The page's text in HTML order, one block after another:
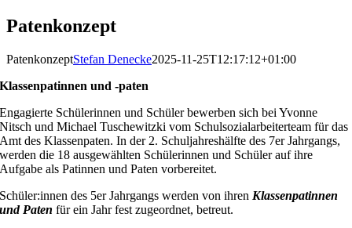
Patenkonzept
PatenkonzeptStefan Denecke2025-11-25T12:17:12+01:00
Klassenpatinnen und -paten
Engagierte Schülerinnen und Schüler bewerben sich bei Yvonne
Nitsch und Michael Tuschewitzki vom Schulsozialarbeiterteam für das
Amt des Klassenpaten. In der 2. Schuljahreshälfte des 7er Jahrgangs,
werden die 18 ausgewählten Schülerinnen und Schüler auf ihre
Aufgabe als Patinnen und Paten vorbereitet.
Schüler:innen des 5er Jahrgangs werden von ihren Klassenpatinnen
und Paten für ein Jahr fest zugeordnet, betreut.